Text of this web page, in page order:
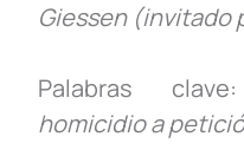
Giessen (invitado
Palabras
homicidio a